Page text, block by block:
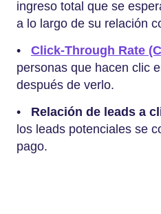
ingreso total que se
a lo largo de su relación
• Click-Through Rate
personas que hacen clic
después de verlo.
• Relación de leads a
los leads potenciales se
pago.